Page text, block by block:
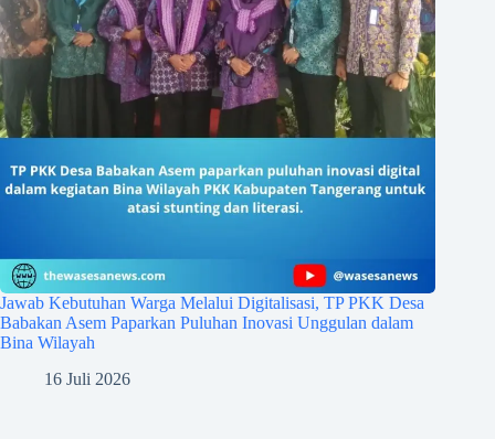
Jawab Kebutuhan Warga Melalui Digitalisasi, TP PKK Desa
Babakan Asem Paparkan Puluhan Inovasi Unggulan dalam
Bina Wilayah
16 Juli 2026